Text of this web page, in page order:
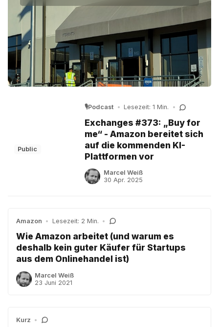
Public
🎙️Podcast • Lesezeit: 1 Min. •
Exchanges #373: „Buy for
me“ - Amazon bereitet sich
auf die kommenden KI-
Plattformen vor
Marcel Weiß
30 Apr. 2025
Amazon • Lesezeit: 2 Min. •
Wie Amazon arbeitet (und warum es
deshalb kein guter Käufer für Startups
aus dem Onlinehandel ist)
Marcel Weiß
23 Juni 2021
Kurz •